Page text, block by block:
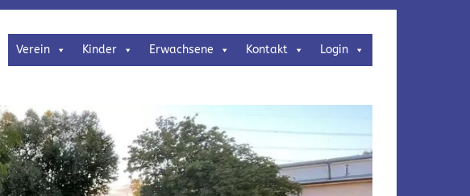
Verein Kinder Erwachsene Kontakt Login